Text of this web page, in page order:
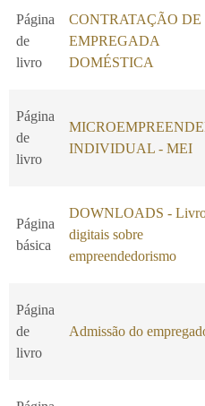
Página
de
livro
CONTRATAÇÃO DE
EMPREGADA
DOMÉSTICA
Página
de
livro
INDIVIDUAL - MEI
Página
básica
DOWNLOADS -
digitais sobre
empreendedorismo
Página
de
livro
Admissão do